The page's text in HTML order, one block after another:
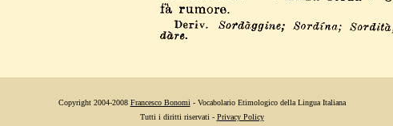
Copyright 2004-2008 Francesco Bonomi - Vocabolario Etimologico della Lingua Italiana
Tutti i diritti riservati - Privacy Policy